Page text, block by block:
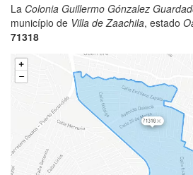
La Colonia Guillermo Gónzalez
município de Villa de Zaachila, estado
71318